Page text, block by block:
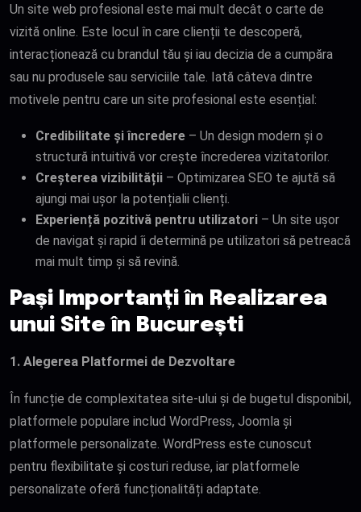
Un site web profesional este mai mult decât o carte de
vizită online. Este locul în care clienții te descoperă,
interacționează cu brandul tău și iau decizia de a cumpăra
sau nu produsele sau serviciile tale. Iată câteva dintre
motivele pentru care un site profesional este esențial:
Credibilitate și încredere – Un design modern și o
structură intuitivă vor crește încrederea vizitatorilor.
Creșterea vizibilității – Optimizarea SEO te ajută să
ajungi mai ușor la potențialii clienți.
Experiență pozitivă pentru utilizatori – Un site ușor
de navigat și rapid îi determină pe utilizatori să petreacă
mai mult timp și să revină.
Pași Importanți în Realizarea
unui Site în București
1. Alegerea Platformei de Dezvoltare
În funcție de complexitatea site-ului și de bugetul disponibil,
platformele populare includ WordPress, Joomla și
platformele personalizate. WordPress este cunoscut
pentru flexibilitate și costuri reduse, iar platformele
personalizate oferă funcționalități adaptate.